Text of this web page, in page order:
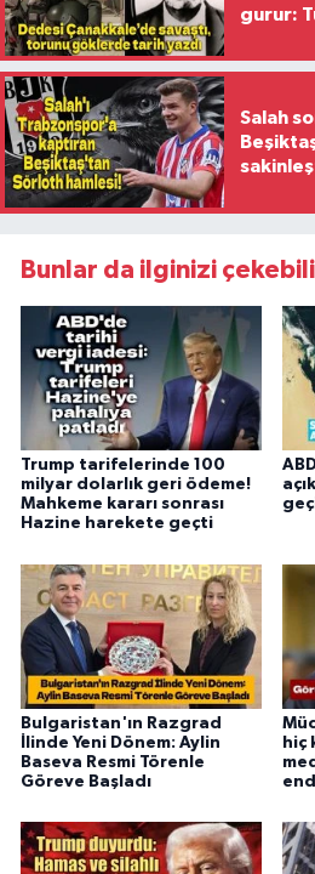
gurur:
Salah
Bunlar da ilginizi
Trump tarifelerinde 100
milyar dolarlık geri ödeme!
Mahkeme kararı sonrası
Hazine harekete geçti
Bulgaristan'ın Razgrad
İlinde Yeni Dönem: Aylin
Baseva Resmi Törenle
Göreve Başladı
hiç